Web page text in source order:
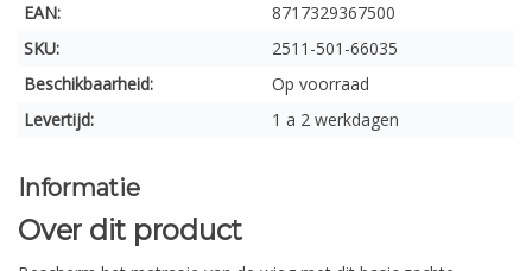
EAN:
8717329367500
SKU:
2511-501-66035
Beschikbaarheid:
Op voorraad
Levertijd:
1 a 2 werkdagen
Informatie
Over dit product